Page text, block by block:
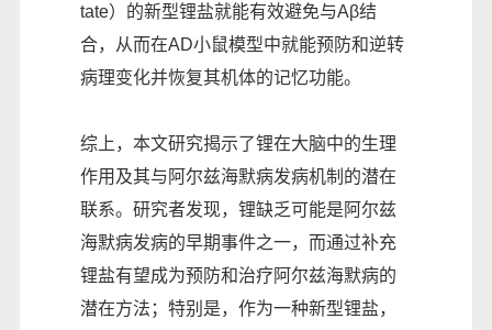
tate）的新型锂盐就能有效避免与Aβ结
合，从而在AD小鼠模型中就能预防和逆转
病理变化并恢复其机体的记忆功能。
综上，本文研究揭示了锂在大脑中的生理
作用及其与阿尔兹海默病发病机制的潜在
联系。研究者发现，锂缺乏可能是阿尔兹
海默病发病的早期事件之一，而通过补充
锂盐有望成为预防和治疗阿尔兹海默病的
潜在方法；特别是，作为一种新型锂盐，